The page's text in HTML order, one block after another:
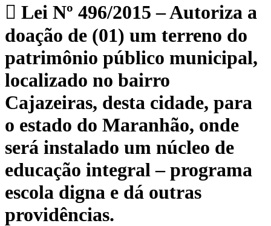
Lei Nº 496/2015 – Autoriza a
doação de (01) um terreno do
patrimônio público municipal,
localizado no bairro
Cajazeiras, desta cidade, para
o estado do Maranhão, onde
será instalado um núcleo de
educação integral – programa
escola digna e dá outras
providências.